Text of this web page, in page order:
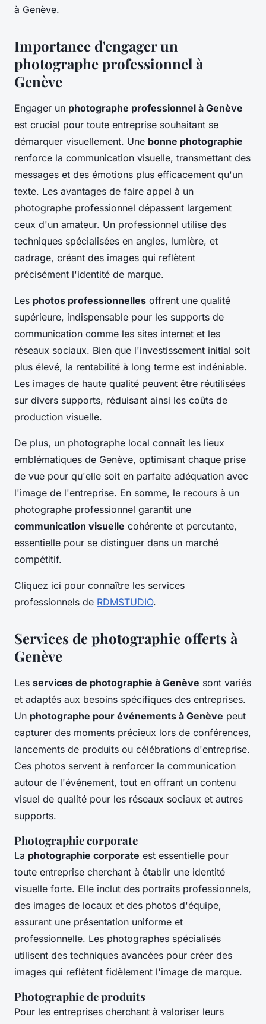
à Genève.
Importance d'engager un
photographe professionnel à
Genève
Engager un photographe professionnel à Genève
est crucial pour toute entreprise souhaitant se
démarquer visuellement. Une bonne photographie
renforce la communication visuelle, transmettant des
messages et des émotions plus efficacement qu'un
texte. Les avantages de faire appel à un
photographe professionnel dépassent largement
ceux d'un amateur. Un professionnel utilise des
techniques spécialisées en angles, lumière, et
cadrage, créant des images qui reflètent
précisément l'identité de marque.
Les photos professionnelles offrent une qualité
supérieure, indispensable pour les supports de
communication comme les sites internet et les
réseaux sociaux. Bien que l'investissement initial soit
plus élevé, la rentabilité à long terme est indéniable.
Les images de haute qualité peuvent être réutilisées
sur divers supports, réduisant ainsi les coûts de
production visuelle.
De plus, un photographe local connaît les lieux
emblématiques de Genève, optimisant chaque prise
de vue pour qu'elle soit en parfaite adéquation avec
l'image de l'entreprise. En somme, le recours à un
photographe professionnel garantit une
communication visuelle cohérente et percutante,
essentielle pour se distinguer dans un marché
compétitif.
Cliquez ici pour connaître les services
professionnels de RDMSTUDIO.
Services de photographie offerts à
Genève
Les services de photographie à Genève sont variés
et adaptés aux besoins spécifiques des entreprises.
Un photographe pour événements à Genève peut
capturer des moments précieux lors de conférences,
lancements de produits ou célébrations d'entreprise.
Ces photos servent à renforcer la communication
autour de l'événement, tout en offrant un contenu
visuel de qualité pour les réseaux sociaux et autres
supports.
Photographie corporate
La photographie corporate est essentielle pour
toute entreprise cherchant à établir une identité
visuelle forte. Elle inclut des portraits professionnels,
des images de locaux et des photos d'équipe,
assurant une présentation uniforme et
professionnelle. Les photographes spécialisés
utilisent des techniques avancées pour créer des
images qui reflètent fidèlement l'image de marque.
Photographie de produits
Pour les entreprises cherchant à valoriser leurs